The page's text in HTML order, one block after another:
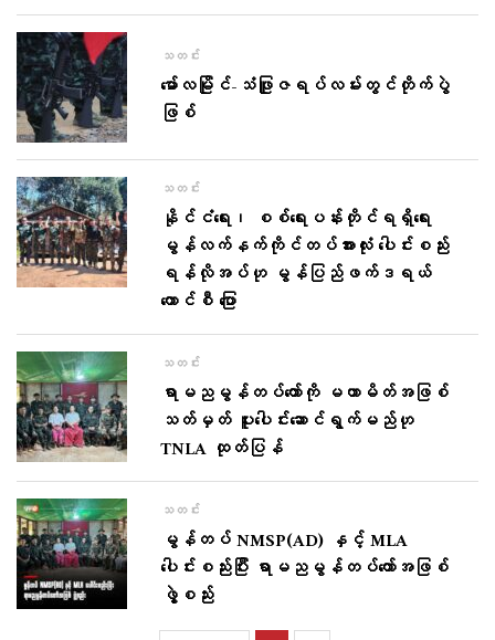
သတင်း
မော်လမြိုင်-သံဖြူဇရပ်လမ်းတွင်တိုက်ပွဲ
ဖြစ်
သတင်း
နိုင်ငံရေး၊ စစ်ရေးပန်းတိုင်ရရှိရေး
မွန်လက်နက်ကိုင်တပ်အားလုံး ပေါင်းစည်း
ရန်လိုအပ်ဟု မွန်ပြည်ဖက်ဒရယ်
ကောင်စီ ပြော
သတင်း
ရာမညမွန်တပ်တော်ကို မဟာမိတ်အဖြစ်
သတ်မှတ် ပူးပေါင်းဆောင်ရွက်မည်ဟု
TNLA ထုတ်ပြန်
သတင်း
မွန်တပ် NMSP(AD) နှင့် MLA
ပေါင်းစည်းပြီး ရာမညမွန်တပ်တော်အဖြစ်
ဖွဲ့စည်း